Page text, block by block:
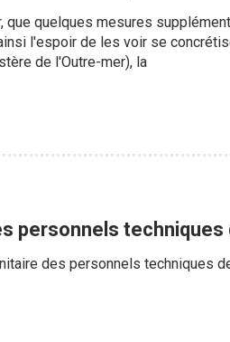
que quelques mesures
l'espoir de les voir se
de l'Outre-mer), la
techniques
des personnels techniques